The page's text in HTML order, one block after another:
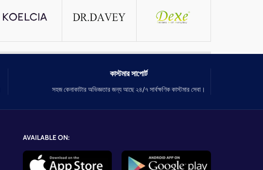
কাস্টমার সাপোর্ট
সহজ কেনাকাটার অভিজ্ঞতার জন্য আছে ২৪/৭ সার্বক্ষণিক কাস্টমার সেবা।
AVAILABLE ON: